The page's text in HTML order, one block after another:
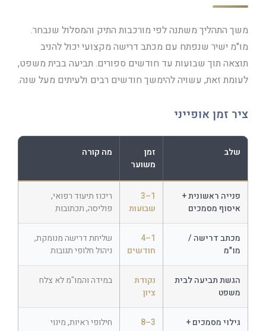
משך התהליך משתנה לפי מורכבות התיק והמסלול שנבחר.
מו"מ ישיר שנפתח עם מכתב דרישה מקצועי יכול להניב
תוצאה תוך שבועות עד חודשים ספורים. תביעה בבית משפט,
לעומת זאת, עשויה להימשך חודשים רבים ולעיתים מעל שנה.
ציר זמן אופייני
שלב
זמן
משוער
מה קורה
פנייה ראשונית +
איסוף מסמכים
1–3
שבועות
ריכוז תיעוד רפואי,
פוליסה, תכתובות
מכתב דרישה /
מו"מ
1–4
חודשים
שליחת דרישה מנומקת,
ניהול חלופי תגובות
הגשת תביעה לבית
משפט
נקודת
ציון
במידה והמו"מ לא צלח
גילוי מסמכים +
3–8
חילופי ראיות, מינוי